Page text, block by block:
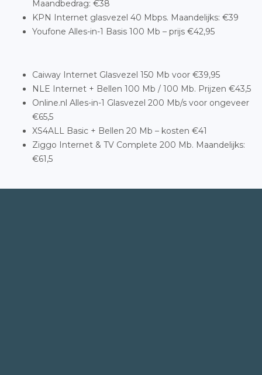
Maandbedrag: €38
KPN Internet glasvezel 40 Mbps. Maandelijks: €39
Youfone Alles-in-1 Basis 100 Mb – prijs €42,95
Caiway Internet Glasvezel 150 Mb voor €39,95
NLE Internet + Bellen 100 Mb / 100 Mb. Prijzen €43,5
Online.nl Alles-in-1 Glasvezel 200 Mb/s voor ongeveer
€65,5
XS4ALL Basic + Bellen 20 Mb – kosten €41
Ziggo Internet & TV Complete 200 Mb. Maandelijks:
€61,5